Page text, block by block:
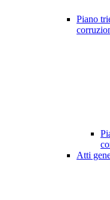
Piano
Atti